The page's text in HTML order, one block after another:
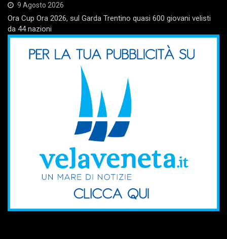
9 Agosto 2026
Ora Cup Ora 2026, sul Garda Trentino quasi 600 giovani velisti
da 44 nazioni